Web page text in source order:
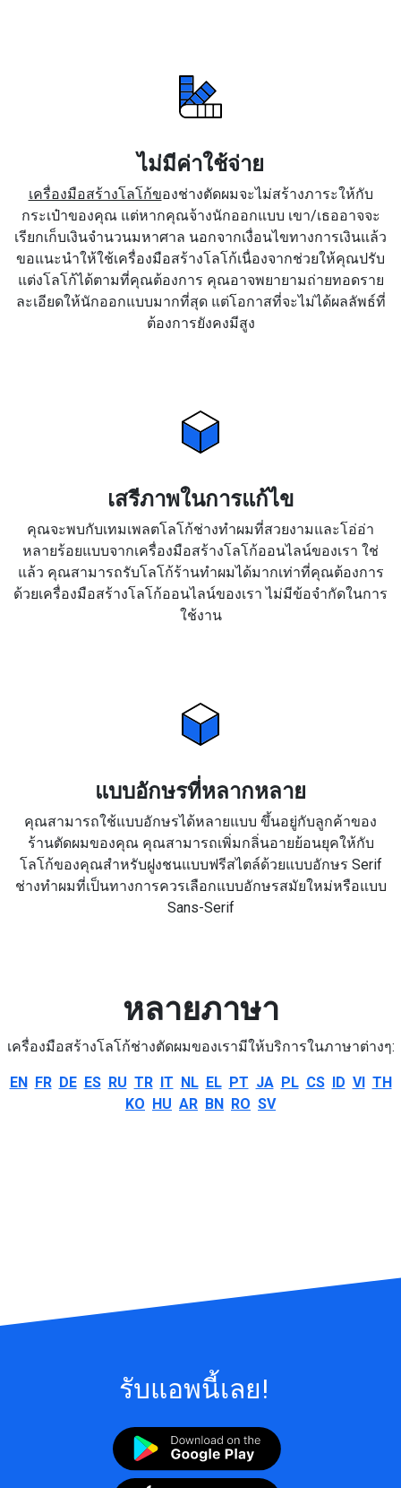
ไม่มีค่าใช้จ่าย
เครื่องมือสร้างโลโก้ของช่างตัดผมจะไม่สร้างภาระให้กับ
กระเป๋าของคุณ แต่หากคุณจ้างนักออกแบบ เขา/เธออาจจะ
เรียกเก็บเงินจำนวนมหาศาล นอกจากเงื่อนไขทางการเงินแล้ว
ขอแนะนำให้ใช้เครื่องมือสร้างโลโก้เนื่องจากช่วยให้คุณปรับ
แต่งโลโก้ได้ตามที่คุณต้องการ คุณอาจพยายามถ่ายทอดราย
ละเอียดให้นักออกแบบมากที่สุด แต่โอกาสที่จะไม่ได้ผลลัพธ์ที่
ต้องการยังคงมีสูง
เสรีภาพในการแก้ไข
คุณจะพบกับเทมเพลตโลโก้ช่างทำผมที่สวยงามและโอ่อ่า
หลายร้อยแบบจากเครื่องมือสร้างโลโก้ออนไลน์ของเรา ใช่
แล้ว คุณสามารถรับโลโก้ร้านทำผมได้มากเท่าที่คุณต้องการ
ด้วยเครื่องมือสร้างโลโก้ออนไลน์ของเรา ไม่มีข้อจำกัดในการ
ใช้งาน
แบบอักษรที่หลากหลาย
คุณสามารถใช้แบบอักษรได้หลายแบบ ขึ้นอยู่กับลูกค้าของ
ร้านตัดผมของคุณ คุณสามารถเพิ่มกลิ่นอายย้อนยุคให้กับ
โลโก้ของคุณสำหรับฝูงชนแบบฟรีสไตล์ด้วยแบบอักษร Serif
ช่างทำผมที่เป็นทางการควรเลือกแบบอักษรสมัยใหม่หรือแบบ
Sans-Serif
หลายภาษา
เครื่องมือสร้างโลโก้ช่างตัดผมของเรามีให้บริการในภาษาต่างๆ:
EN FR DE ES RU TR IT NL EL PT JA PL CS ID VI TH
KO HU AR BN RO SV
รับแอพนี้เลย!